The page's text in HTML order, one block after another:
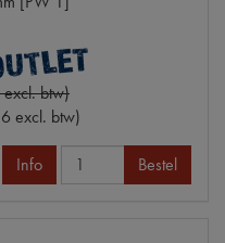
btw)
excl. btw)
Info Bestel